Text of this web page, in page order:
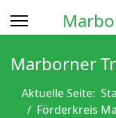
Marborner
Aktuelle Seite:
Förderkreis